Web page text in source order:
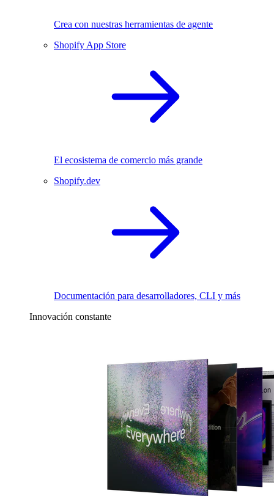
Crea con nuestras herramientas de agente
Shopify App Store
El ecosistema de comercio más grande
Shopify.dev
Documentación para desarrolladores, CLI y más
Innovación constante